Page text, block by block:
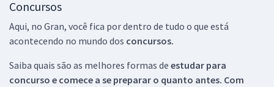
Concursos
Aqui, no Gran, você fica por dentro de tudo o que está
acontecendo no mundo dos concursos.
Saiba quais são as melhores formas de estudar para
concurso e comece a se preparar o quanto antes. Com